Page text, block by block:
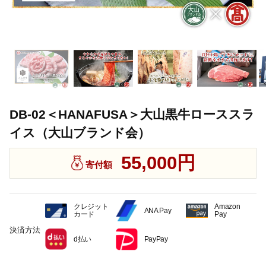
DB-02＜HANAFUSA＞大山黒牛ローススラ
イス（大山ブランド会）
寄付額 55,000円
決済方法
クレジット
カード
ANA Pay
Amazon
Pay
d払い PayPay